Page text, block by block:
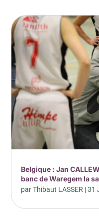
Belgique : Jan
banc de Waregem la
parThibaut LASSER |31